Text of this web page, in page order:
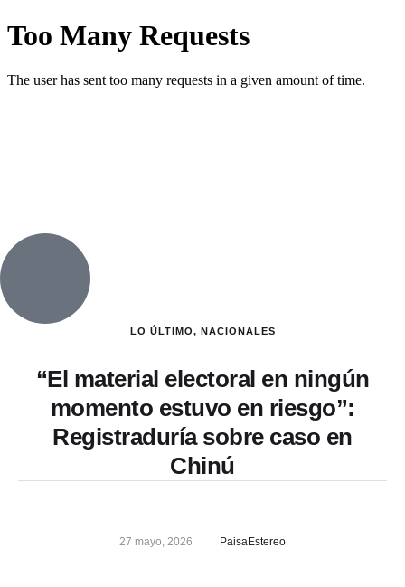
LO ÚLTIMO, NACIONALES
“El material electoral en ningún
momento estuvo en riesgo”:
Registraduría sobre caso en
Chinú
27 mayo, 2026 PaisaEstereo